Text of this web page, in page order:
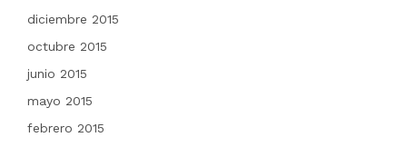
diciembre 2015
octubre 2015
junio 2015
mayo 2015
febrero 2015